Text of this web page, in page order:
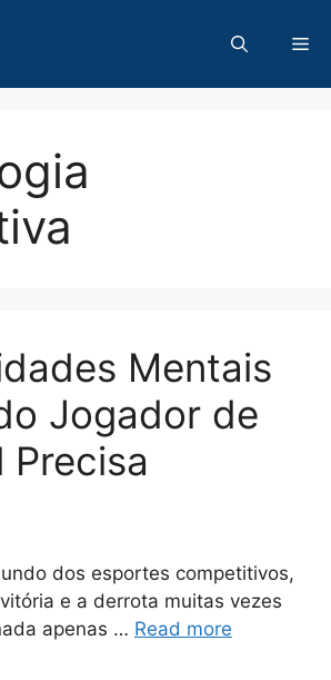
Mentais
Jogador de
Precisa
dos esportes competitivos,
e a derrota muitas vezes
apenas … Read more